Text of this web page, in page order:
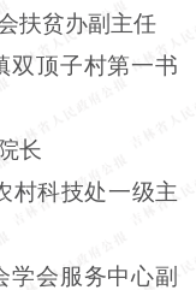
扶贫办副主任
双顶子村第一书
长
村科技处一级主
学会服务中心副